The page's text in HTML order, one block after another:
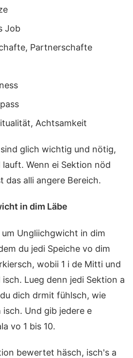
Job
Partnerschafte
Achtsamkeit
glich wichtig und nötig,
Wenn ei Sektion nöd
das alli angere Bereich.
in dim Läbe
um Ungliichgwicht in dim
du jedi Speiche vo dim
wobii 1 i de Mitti und
isch. Lueg denn jedi Sektion a
dich drmit fühlsch, wie
Und gib jedere e
vo 1 bis 10.
bewertet häsch, isch's a